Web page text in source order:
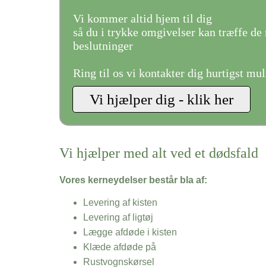
Vi kommer altid hjem til dig
så du i trykke omgivelser kan træffe de
beslutninger
Ring til os vi kontakter dig hurtigst
Vi hjælper med alt ved et dødsfald
Vores kerneydelser består bla af:
Levering af kisten
Levering af ligtøj
Lægge afdøde i kisten
Klæde afdøde på
Rustvognskørsel